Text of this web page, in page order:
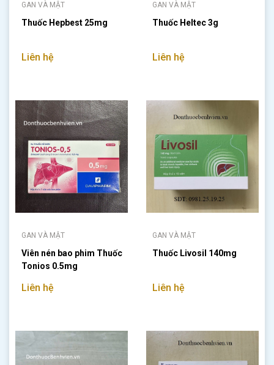
GAN VÀ MẬT
Thuốc Hepbest 25mg
Liên hệ
GAN VÀ MẬT
Thuốc Heltec 3g
Liên hệ
GAN VÀ MẬT
Viên nén bao phim Thuốc
Tonios 0.5mg
Liên hệ
GAN VÀ MẬT
Thuốc Livosil 140mg
Liên hệ